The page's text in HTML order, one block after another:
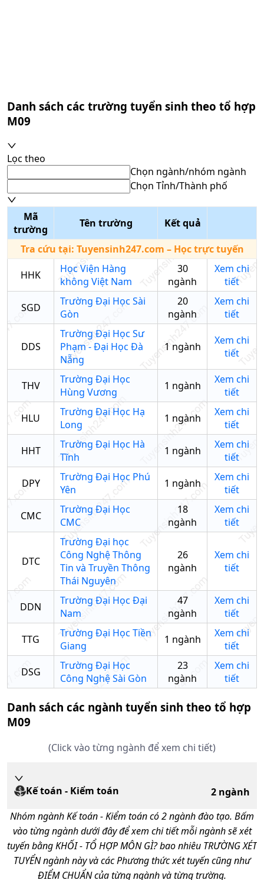
Danh sách các trường tuyển sinh theo tổ hợp
M09
Lọc theo
Chọn ngành/nhóm ngành
Chọn Tỉnh/Thành phố
Mã
trường
Tên trường
Kết quả
Tra cứu tại: Tuyensinh247.com – Học trực tuyến
HHK
Học Viện Hàng
không Việt Nam
30
ngành
Xem chi
tiết
SGD
Trường Đại Học Sài
Gòn
20
ngành
Xem chi
tiết
DDS
Trường Đại Học Sư
Phạm - Đại Học Đà
Nẵng
1 ngành
Xem chi
tiết
THV
Trường Đại Học
Hùng Vương
1 ngành
Xem chi
tiết
HLU
Trường Đại Học Hạ
Long
1 ngành
Xem chi
tiết
HHT
Trường Đại Học Hà
Tĩnh
1 ngành
Xem chi
tiết
DPY
Trường Đại Học Phú
Yên
1 ngành
Xem chi
tiết
CMC
Trường Đại Học
CMC
18
ngành
Xem chi
tiết
DTC
Trường Đại học
Công Nghệ Thông
Tin và Truyền Thông
Thái Nguyên
26
ngành
Xem chi
tiết
DDN
Trường Đại Học Đại
Nam
47
ngành
Xem chi
tiết
TTG
Trường Đại Học Tiền
Giang
1 ngành
Xem chi
tiết
DSG
Trường Đại Học
Công Nghệ Sài Gòn
23
ngành
Xem chi
tiết
Danh sách các ngành tuyển sinh theo tổ hợp
M09
(Click vào từng ngành để xem chi tiết)
Kế toán - Kiểm toán 2 ngành
Nhóm ngànhKế toán - Kiểm toáncó2ngành đào tạo. Bấm
vào từng ngành dưới đây để xem chi tiết mỗi ngành sẽ xét
tuyến bằng KHỐI - TỔ HỢP MÔN GÌ? bao nhiêu TRƯỜNG XÉT
TUYỂN ngành này và các Phương thức xét tuyến cũng như
ĐIỂM CHUẨN của từng ngành và từng trường.